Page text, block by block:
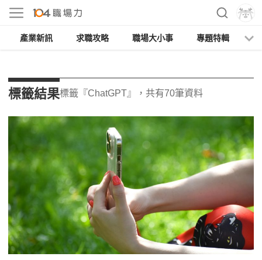
產業新訊 求職攻略 職場大小事 專題特輯
標籤結果標籤『ChatGPT』，共有70筆資料